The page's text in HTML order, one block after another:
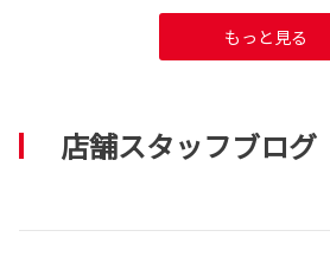
もっと見る
店舗スタッフブログ